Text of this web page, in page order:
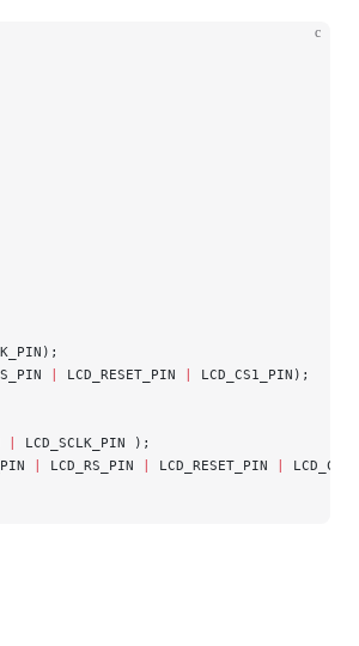
c
LCD_RESET_PIN
LCD_CS1_PIN);
LCD_SCLK_PIN );
LCD_RS_PIN LCD_RESET_PIN